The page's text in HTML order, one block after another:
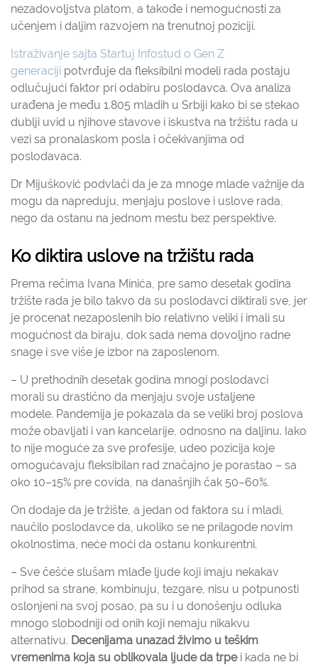
nezadovoljstva platom, a takođe i nemogućnosti za
učenjem i daljim razvojem na trenutnoj poziciji.
Istraživanje sajta Startuj Infostud o Gen Z
generaciji potvrđuje da fleksibilni modeli rada postaju
odlučujući faktor pri odabiru poslodavca. Ova analiza
urađena je među 1.805 mladih u Srbiji kako bi se stekao
dublji uvid u njihove stavove i iskustva na tržištu rada u
vezi sa pronalaskom posla i očekivanjima od
poslodavaca.
Dr Mijušković podvlači da je za mnoge mlade važnije da
mogu da napreduju, menjaju poslove i uslove rada,
nego da ostanu na jednom mestu bez perspektive.
Ko diktira uslove na tržištu rada
Prema rečima Ivana Minića, pre samo desetak godina
tržište rada je bilo takvo da su poslodavci diktirali sve, jer
je procenat nezaposlenih bio relativno veliki i imali su
mogućnost da biraju, dok sada nema dovoljno radne
snage i sve više je izbor na zaposlenom.
– U prethodnih desetak godina mnogi poslodavci
morali su drastično da menjaju svoje ustaljene
modele. Pandemija je pokazala da se veliki broj poslova
može obavljati i van kancelarije, odnosno na daljinu. Iako
to nije moguće za sve profesije, udeo pozicija koje
omogućavaju fleksibilan rad značajno je porastao – sa
oko 10–15% pre covida, na današnjih čak 50–60%.
On dodaje da je tržište, a jedan od faktora su i mladi,
naučilo poslodavce da, ukoliko se ne prilagode novim
okolnostima, neće moći da ostanu konkurentni.
– Sve češće slušam mlađe ljude koji imaju nekakav
prihod sa strane, kombinuju, tezgare, nisu u potpunosti
oslonjeni na svoj posao, pa su i u donošenju odluka
mnogo slobodniji od onih koji nemaju nikakvu
alternativu. Decenijama unazad živimo u teškim
vremenima koja su oblikovala ljude da trpei kada ne bi